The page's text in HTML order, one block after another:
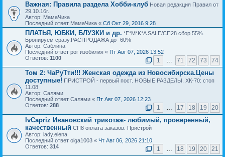
Важная: Правила раздела Хобби-клуб Новая редакция Правил от
29.10.16г.
Автор: МамаЧика
Последний ответ МамаЧика « Сб Окт 29, 2016 9:28
ПЛАТЬЯ, ЮБКИ, БЛУЗКИ и др. *E*M*K*A SALE/СП28 сбор 55%.
Бронируем сразу.РАСПРОДАЖА до -60%
Автор: Саблина
Последний ответ рог изобилия « Пт Авг 07, 2026 13:52
Ответов: 1100 1 … 71 72 73 74
Том 2: ЧаРуТти!!! Женская одежда из Новосибирска.Цены
доступные! ПРИСТРОЙ - первый пост. НОВЫЕ РАЗДЕЛЫ. ХК-70: стоп
11.08
Автор: Салями
Последний ответ Салями « Пт Авг 07, 2026 12:23
Ответов: 288 1 … 17 18 19 20
IvCapriz Ивановский трикотаж- любимый, проверенный,
качественный СП8 оплата заказов. Пристрой
Автор: lady.elena
Последний ответ olga1003 « Чт Авг 06, 2026 21:10
Ответов: 314 1 … 18 19 20 21